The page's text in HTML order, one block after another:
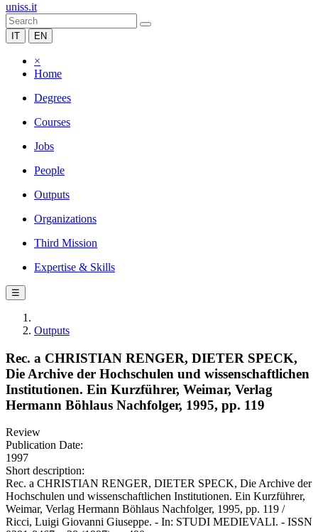
uniss.it
IT EN
×
Home
Degrees
Courses
Jobs
People
Outputs
Organizations
Third Mission
Expertise & Skills
☰
Outputs
Rec. a CHRISTIAN RENGER, DIETER SPECK,
Die Archive der Hochschulen und wissenschaftlichen
Institutionen. Ein Kurzführer, Weimar, Verlag
Hermann Böhlaus Nachfolger, 1995, pp. 119
Review
Publication Date:
1997
Short description:
Rec. a CHRISTIAN RENGER, DIETER SPECK, Die Archive der
Hochschulen und wissenschaftlichen Institutionen. Ein Kurzführer,
Weimar, Verlag Hermann Böhlaus Nachfolger, 1995, pp. 119 /
Ricci, Luigi Giovanni Giuseppe. - In: STUDI MEDIEVALI. - ISSN